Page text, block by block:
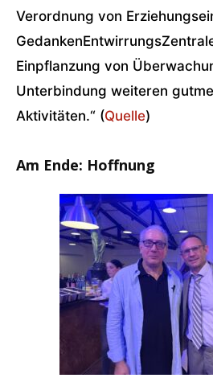
Verordnung von
Einpflanzung von
Unterbindung weiteren
Aktivitäten.“ (Quelle)
Am Ende: Hoffnung